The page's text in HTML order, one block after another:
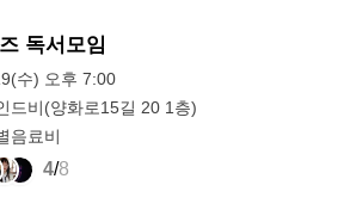
독서모임
수) 오후 7:00
드비(양화로15길 20 1층)
음료비
4/8